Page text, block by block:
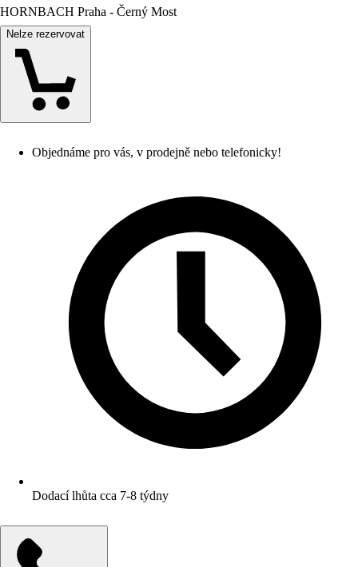
HORNBACH Praha - Černý Most
Nelze rezervovat
Objednáme pro vás, v prodejně nebo telefonicky!
Dodací lhůta cca 7-8 týdny